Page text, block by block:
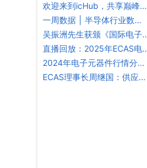
欢迎来到icHub，共享巅峰征
程！
一周数据 | 半导体行业数据
速览（250428-250506）
吴振洲先生获颁《国际电子
商情》40周年产业特别贡献
直播回放：2025年ECAS电
子元器件供应链出海论坛
2024年电子元器件行情分析
与2025年趋势展望
ECAS理事长周继国：供应链